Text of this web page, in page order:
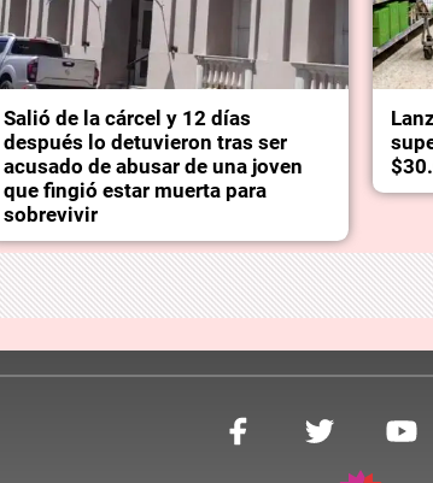
Salió de la cárcel y 12 días
después lo detuvieron tras ser
acusado de abusar de una joven
que fingió estar muerta para
sobrevivir